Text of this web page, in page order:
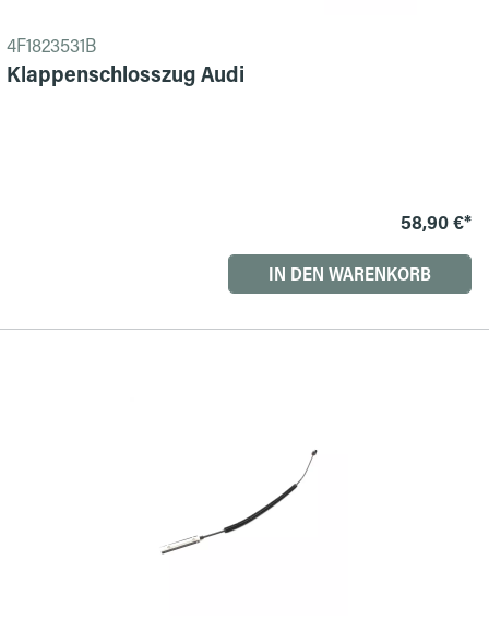
4F1823531B
Klappenschlosszug Audi
58,90 €*
IN DEN WARENKORB